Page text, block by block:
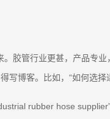
胶管行业更甚，产品专
博客。比如，“如何选择
rubber hose